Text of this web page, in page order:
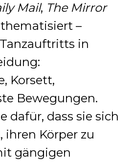
Mail, The Mirror
–
in
Korsett,
Bewegungen.
dafür, dass sie sich
ihren Körper zu
gängigen